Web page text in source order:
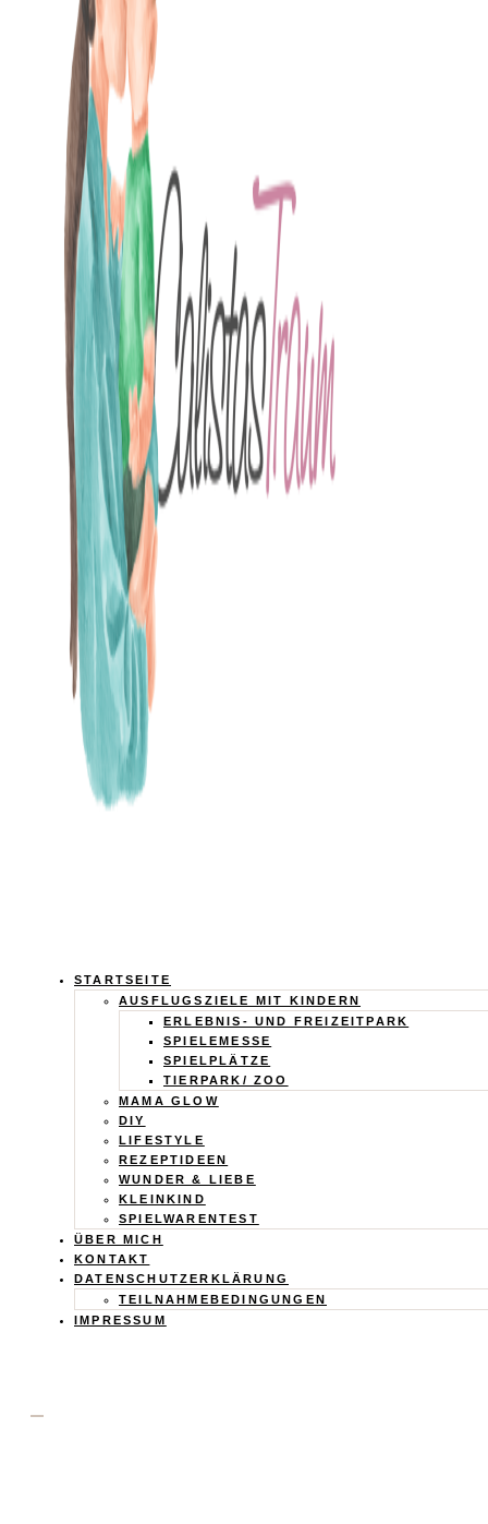
Calistas
Traum
STARTSEITE
AUSFLUGSZIELE MIT KINDERN
ERLEBNIS- UND FREIZEITPARK
SPIELEMESSE
SPIELPLÄTZE
TIERPARK/ ZOO
MAMA GLOW
DIY
LIFESTYLE
REZEPTIDEEN
WUNDER & LIEBE
KLEINKIND
SPIELWARENTEST
ÜBER MICH
KONTAKT
DATENSCHUTZERKLÄRUNG
TEILNAHMEBEDINGUNGEN
IMPRESSUM